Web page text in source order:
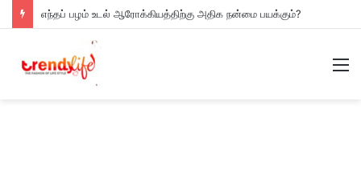
எந்தப் பழம் உடல் ஆரோக்கியத்திற்கு அதிக நன்மை பயக்கும்?